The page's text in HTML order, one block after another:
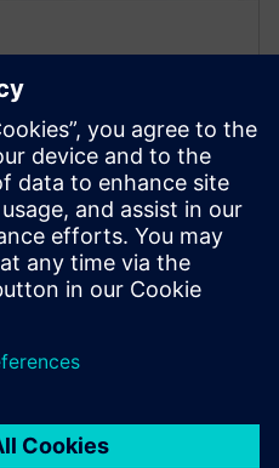
for machines and
traceability and user-
process reliability